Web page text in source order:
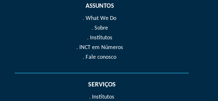
What We Do
Sobre
Institutos
INCT em Números
Fale conosco
SERVIÇOS
. Institutos